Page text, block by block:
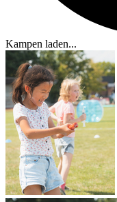
Kampen laden...